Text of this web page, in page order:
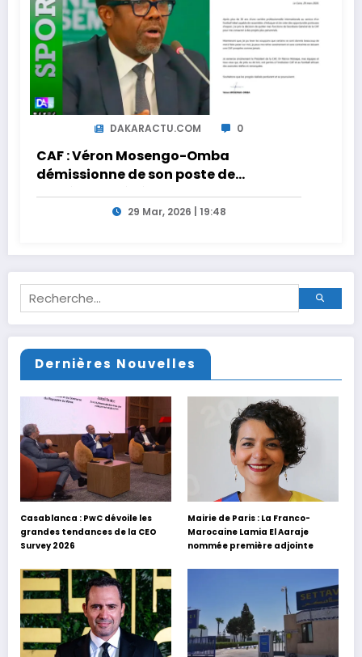
DAKARACTU.COM 0
CAF : Véron Mosengo-Omba
démissionne de son poste de
Secrétaire Général
29 Mar, 2026 | 19:48
Dernières Nouvelles
Casablanca : PwC dévoile les
grandes tendances de la CEO
Survey 2026
Mairie de Paris : La Franco-
Marocaine Lamia El Aaraje
nommée première adjointe